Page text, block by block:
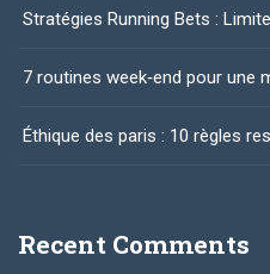
Stratégies Running Bets :
7 routines week‑end pour une
Éthique des paris : 10 règles
Recent Comments